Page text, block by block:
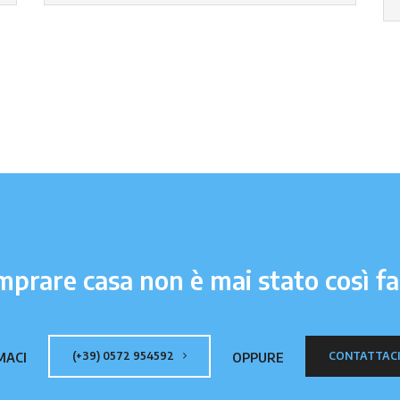
casa non è mai stato così
(+39) 0572 954592 OPPURE CONTATTACI